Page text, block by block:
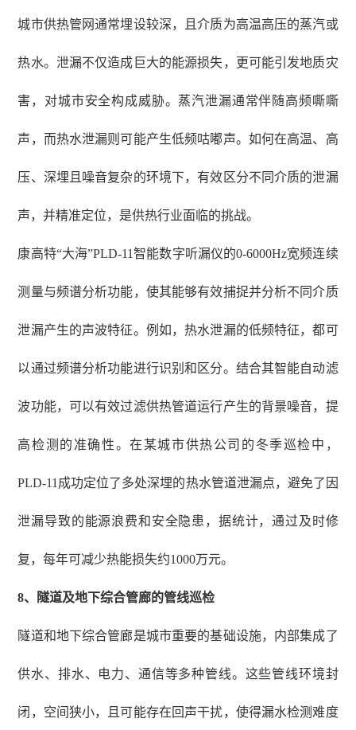
城市供热管网通常埋设较深，且介质为高温高压的蒸汽或
热水。泄漏不仅造成巨大的能源损失，更可能引发地质灾
害，对城市安全构成威胁。蒸汽泄漏通常伴随高频嘶嘶
声，而热水泄漏则可能产生低频咕嘟声。如何在高温、高
压、深埋且噪音复杂的环境下，有效区分不同介质的泄漏
声，并精准定位，是供热行业面临的挑战。
康高特“大海”PLD-11智能数字听漏仪的0-6000Hz宽频连续
测量与频谱分析功能，使其能够有效捕捉并分析不同介质
泄漏产生的声波特征。例如，热水泄漏的低频特征，都可
以通过频谱分析功能进行识别和区分。结合其智能自动滤
波功能，可以有效过滤供热管道运行产生的背景噪音，提
高检测的准确性。在某城市供热公司的冬季巡检中，
PLD-11成功定位了多处深埋的热水管道泄漏点，避免了因
泄漏导致的能源浪费和安全隐患，据统计，通过及时修
复，每年可减少热能损失约1000万元。
8、 隧道及地下综合管廊的管线巡检
隧道和地下综合管廊是城市重要的基础设施，内部集成了
供水、排水、电力、通信等多种管线。这些管线环境封
闭，空间狭小，且可能存在回声干扰，使得漏水检测难度